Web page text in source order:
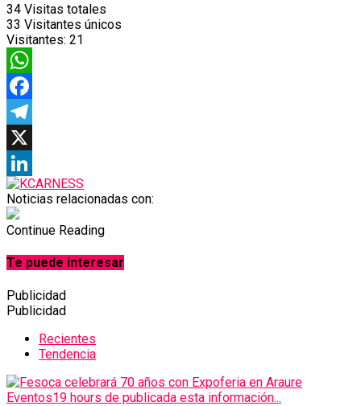
34 Visitas totales
33 Visitantes únicos
Visitantes: 21
WhatsApp
Facebook
Telegram
X
LinkedIn
Noticias relacionadas con:
Continue Reading
Te puede interesar
Publicidad
Publicidad
Recientes
Tendencia
Eventos19 hours de publicada esta información...